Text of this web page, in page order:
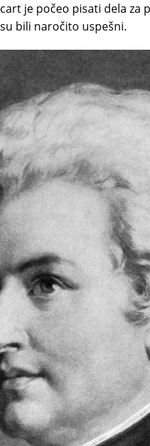
je počeo pisati dela
bili naročito uspešni.